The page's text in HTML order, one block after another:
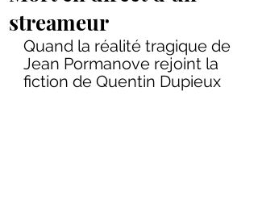
streameur
Quand la réalité tragique de
Jean Pormanove rejoint la
fiction de Quentin Dupieux